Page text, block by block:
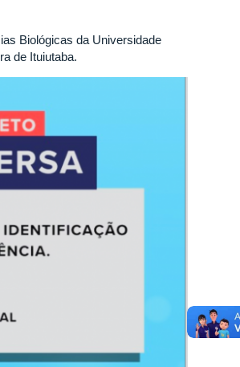
Biológicas da Universidade
de Ituiutaba.